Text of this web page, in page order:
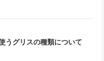
うグリスの種類について